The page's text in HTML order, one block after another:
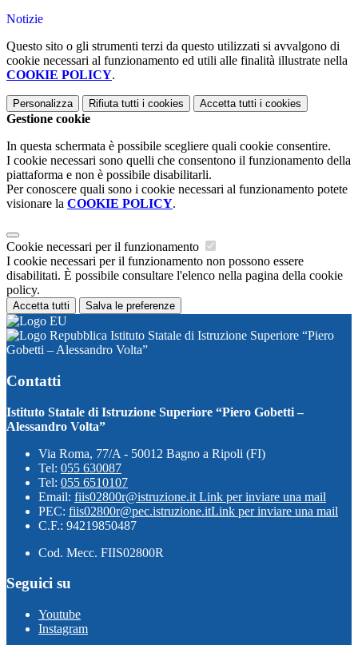
Notizie
Questo sito o gli strumenti terzi da questo utilizzati si avvalgono di
cookie necessari al funzionamento ed utili alle finalità illustrate nella
COOKIE POLICY.
Personalizza Rifiuta tutti i cookies Accetta tutti i cookies
Gestione cookie
In questa schermata è possibile scegliere quali cookie consentire.
I cookie necessari sono quelli che consentono il funzionamento della
piattaforma e non è possibile disabilitarli.
Per conoscere quali sono i cookie necessari al funzionamento potete
visionare la COOKIE POLICY.
Cookie necessari per il funzionamento
I cookie necessari per il funzionamento non possono essere
disabilitati. È possibile consultare l'elenco nella pagina della cookie
policy.
Accetta tutti Salva le preferenze
Istituto Statale di Istruzione Superiore “Piero
Gobetti – Alessandro Volta”
Contatti
Istituto Statale di Istruzione Superiore “Piero Gobetti –
Alessandro Volta”
Via Roma, 77/A - 50012 Bagno a Ripoli (FI)
Tel: 055 630087
Tel: 055 6510107
Email: fiis02800r@istruzione.it Link per inviare una mail
PEC: fiis02800r@pec.istruzione.itLink per inviare una mail
C.F.: 94219850487
Cod. Mecc. FIIS02800R
Seguici su
Youtube
Instagram